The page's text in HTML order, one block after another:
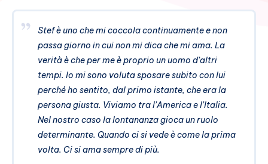
Stef è uno che mi coccola continuamente e non
passa giorno in cui non mi dica che mi ama. La
verità è che per me è proprio un uomo d’altri
tempi. Io mi sono voluta sposare subito con lui
perché ho sentito, dal primo istante, che era la
persona giusta. Viviamo tra l’America e l’Italia.
Nel nostro caso la lontananza gioca un ruolo
determinante. Quando ci si vede è come la prima
volta. Ci si ama sempre di più.